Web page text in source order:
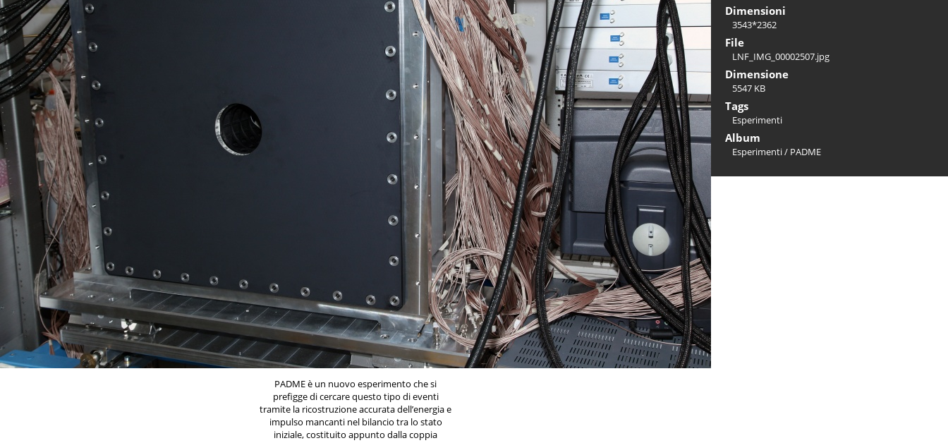
PADME è un nuovo esperimento che si
prefigge di cercare questo tipo di eventi
tramite la ricostruzione accurata dell’energia e
impulso mancanti nel bilancio tra lo stato
iniziale, costituito appunto dalla coppia
Dimensioni
3543*2362
File
LNF_IMG_00002507.jpg
Dimensione
5547 KB
Tags
Esperimenti
Album
Esperimenti/ PADME